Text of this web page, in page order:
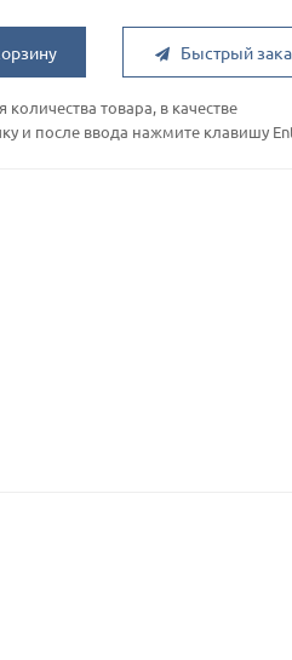
Быстрый
товара, в качестве
и после ввода нажмите клавишу